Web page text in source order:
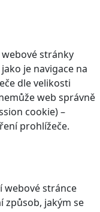
stránky
je navigace na
dle velikosti
web správně
cookie) –
prohlížeče.
webové stránce
způsob, jakým se